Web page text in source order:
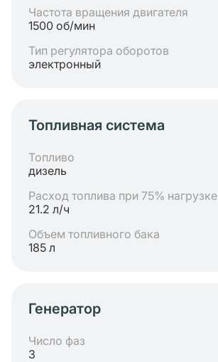
Частота вращения двигателя
1500 об/мин
Тип регулятора оборотов
электронный
Топливная система
Топливо
дизель
Расход топлива при 75% нагрузке
21.2 л/ч
Объем топливного бака
185 л
Генератор
Число фаз
3